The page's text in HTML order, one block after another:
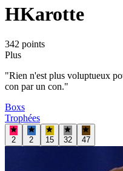
HKarotte
342 points
Plus
"Rien n'est plus voluptueux
con par un con."
Boxs
Trophées
2 2 15 32 47